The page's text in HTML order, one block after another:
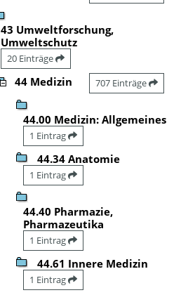
43 Umweltforschung,
Umweltschutz
20 Einträge
44 Medizin 707 Einträge
44.00 Medizin: Allgemeines
1 Eintrag
44.34 Anatomie
1 Eintrag
44.40 Pharmazie,
Pharmazeutika
1 Eintrag
44.61 Innere Medizin
1 Eintrag